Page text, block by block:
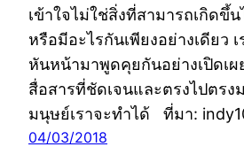
เข้าใจไม่ใช่สิ่งที่สามารถเกิดขึ้
หรือมีอะไรกันเพียงอย่างเดียว
หันหน้ามาพูดคุยกันอย่างเปิดเผ
สื่อสารที่ชัดเจนและตรงไปตรง
มนุษย์เราจะทำได้ ที่มา:
04/03/2018